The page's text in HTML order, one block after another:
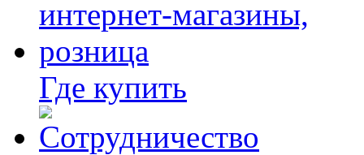
Где купить